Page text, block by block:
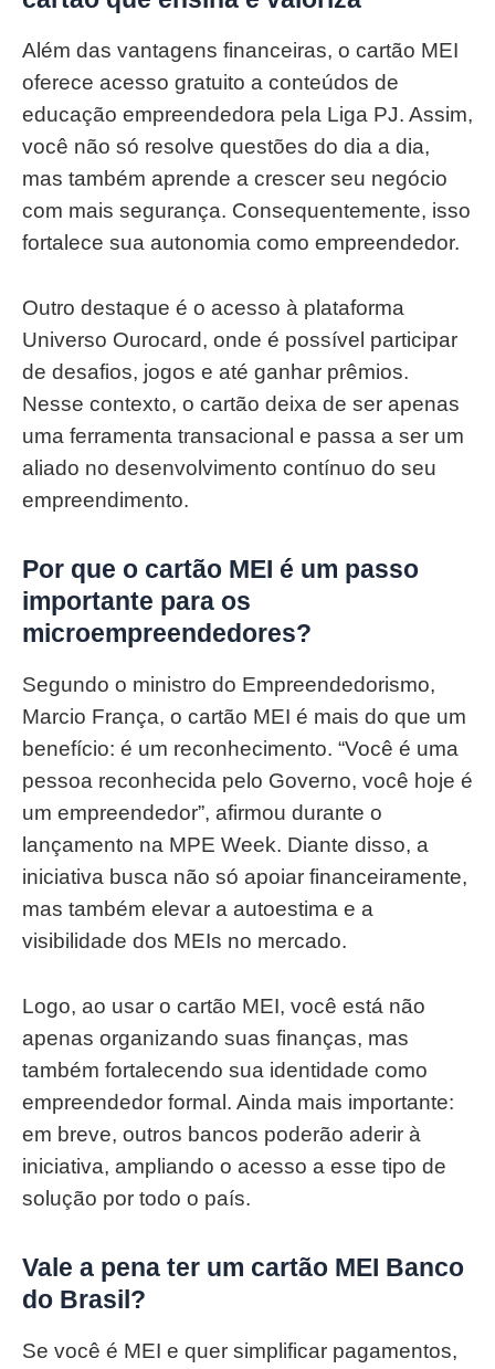
Além das vantagens financeiras, o cartão MEI
oferece acesso gratuito a conteúdos de
educação empreendedora pela Liga PJ. Assim,
você não só resolve questões do dia a dia,
mas também aprende a crescer seu negócio
com mais segurança. Consequentemente, isso
fortalece sua autonomia como empreendedor.
Outro destaque é o acesso à plataforma
Universo Ourocard, onde é possível participar
de desafios, jogos e até ganhar prêmios.
Nesse contexto, o cartão deixa de ser apenas
uma ferramenta transacional e passa a ser um
aliado no desenvolvimento contínuo do seu
empreendimento.
Por que o cartão MEI é um passo
importante para os
microempreendedores?
Segundo o ministro do Empreendedorismo,
Marcio França, o cartão MEI é mais do que um
benefício: é um reconhecimento. “Você é uma
pessoa reconhecida pelo Governo, você hoje é
um empreendedor”, afirmou durante o
lançamento na MPE Week. Diante disso, a
iniciativa busca não só apoiar financeiramente,
mas também elevar a autoestima e a
visibilidade dos MEIs no mercado.
Logo, ao usar o cartão MEI, você está não
apenas organizando suas finanças, mas
também fortalecendo sua identidade como
empreendedor formal. Ainda mais importante:
em breve, outros bancos poderão aderir à
iniciativa, ampliando o acesso a esse tipo de
solução por todo o país.
Vale a pena ter um cartão MEI Banco
do Brasil?
Se você é MEI e quer simplificar pagamentos,